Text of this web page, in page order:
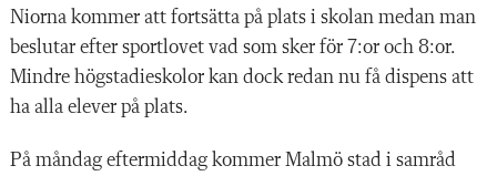
Niorna kommer att fortsätta på plats i skolan medan man
beslutar efter sportlovet vad som sker för 7:or och 8:or.
Mindre högstadieskolor kan dock redan nu få dispens att
ha alla elever på plats.
På måndag eftermiddag kommer Malmö stad i samråd